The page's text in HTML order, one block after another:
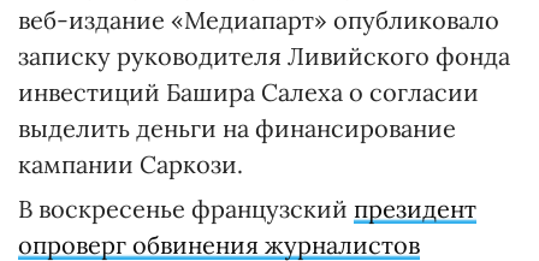
веб-издание «Медиапарт» опубликовало
записку руководителя Ливийского фонда
инвестиций Башира Салеха о согласии
выделить деньги на финансирование
кампании Саркози.
В воскресенье французский президент
опроверг обвинения журналистов